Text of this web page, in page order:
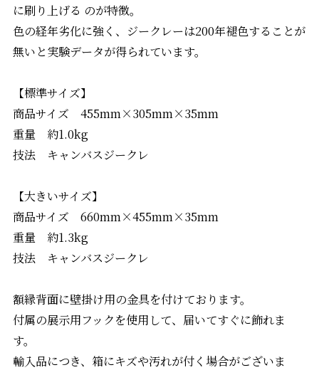
に刷り上げる のが特徴。
色の経年劣化に強く、ジークレーは200年褪色することが
無いと実験データが得られています。
【標準サイズ】
商品サイズ 455mm×305mm×35mm
重量 約1.0kg
技法 キャンバスジークレ
【大きいサイズ】
商品サイズ 660mm×455mm×35mm
重量 約1.3kg
技法 キャンバスジークレ
額縁背面に壁掛け用の金具を付けております。
付属の展示用フックを使用して、届いてすぐに飾れま
す。
輸入品につき、箱にキズや汚れが付く場合がございま